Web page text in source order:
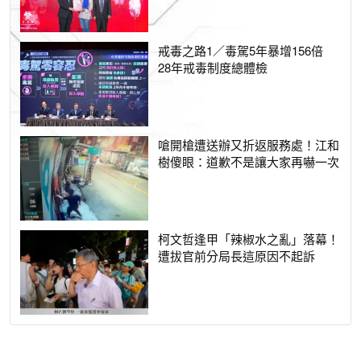
戒毒之路1／毒駕5年暴增156倍
28年戒毒制度總體檢
嗆開槍遭送辦又折返服務處！江和
樹傻眼：道歉不是讓大家再嚇一次
柯文哲逢甲「辣椒水之亂」落幕！
遭拔官前分局長這原因不起訴